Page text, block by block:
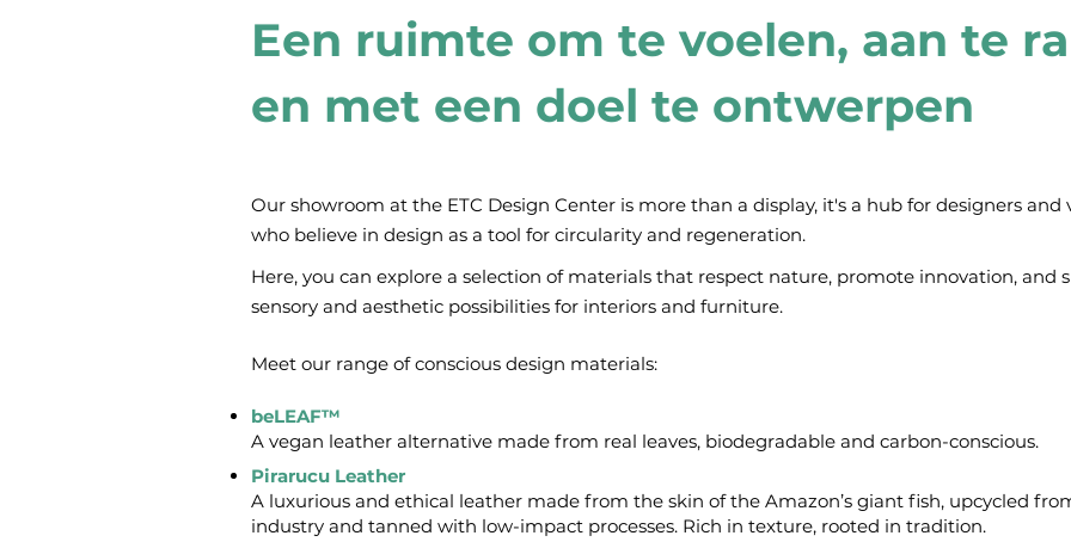
Een ruimte om te voelen, aan te
en met een doel te ontwerpen
Our showroom at the ETC Design Center is more than a display, it's a hub for designers and
who believe in design as a tool for circularity and regeneration.
Here, you can explore a selection of materials that respect nature, promote innovation, and
sensory and aesthetic possibilities for interiors and furniture.
Meet our range of conscious design materials:
beLEAF™
A vegan leather alternative made from real leaves, biodegradable and carbon-conscious.
Pirarucu Leather
A luxurious and ethical leather made from the skin of the Amazon’s giant fish, upcycled
industry and tanned with low-impact processes. Rich in texture, rooted in tradition.